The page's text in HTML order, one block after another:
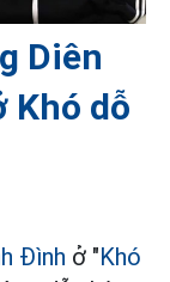
Diên
Khó dỗ
Đình ở "Khó